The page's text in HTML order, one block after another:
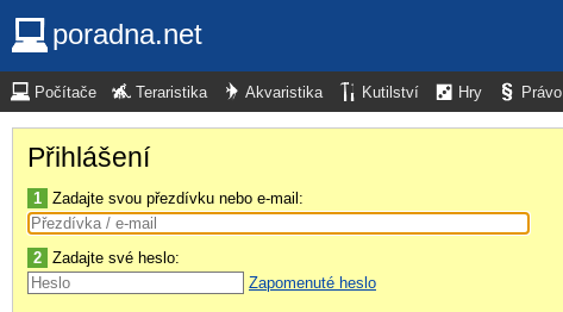
poradna.net
Počítače Teraristika Akvaristika Kutilství Hry Právo
Přihlášení
1 Zadajte svou přezdívku nebo e-mail:
2 Zadajte své heslo:
Zapomenuté heslo